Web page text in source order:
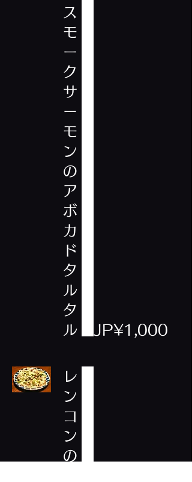
ス
モ
ー
ク
サ
ー
モ
ン
の
ア
ボ
カ
ド
タ
ル
タ
ル
JP¥1,000
レ
ン
コ
ン
の